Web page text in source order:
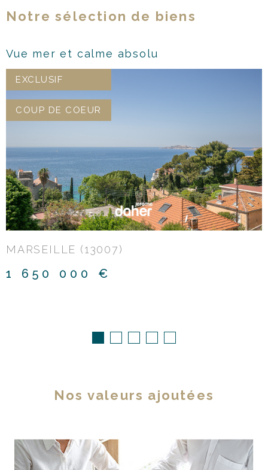
Notre sélection de biens
Vue mer et calme absolu
EXCLUSIF
COUP DE COEUR
VOIR LE BIEN
MARSEILLE (13007)
1 650 000 €
Nos valeurs ajoutées